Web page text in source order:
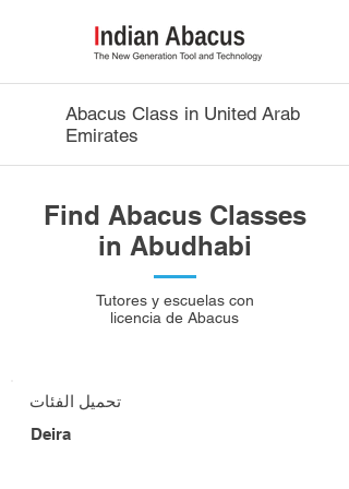
Abacus Class in United Arab
Emirates
Find Abacus Classes
in Abudhabi
Tutores y escuelas con
licencia de Abacus
تحميل الفئات
Deira